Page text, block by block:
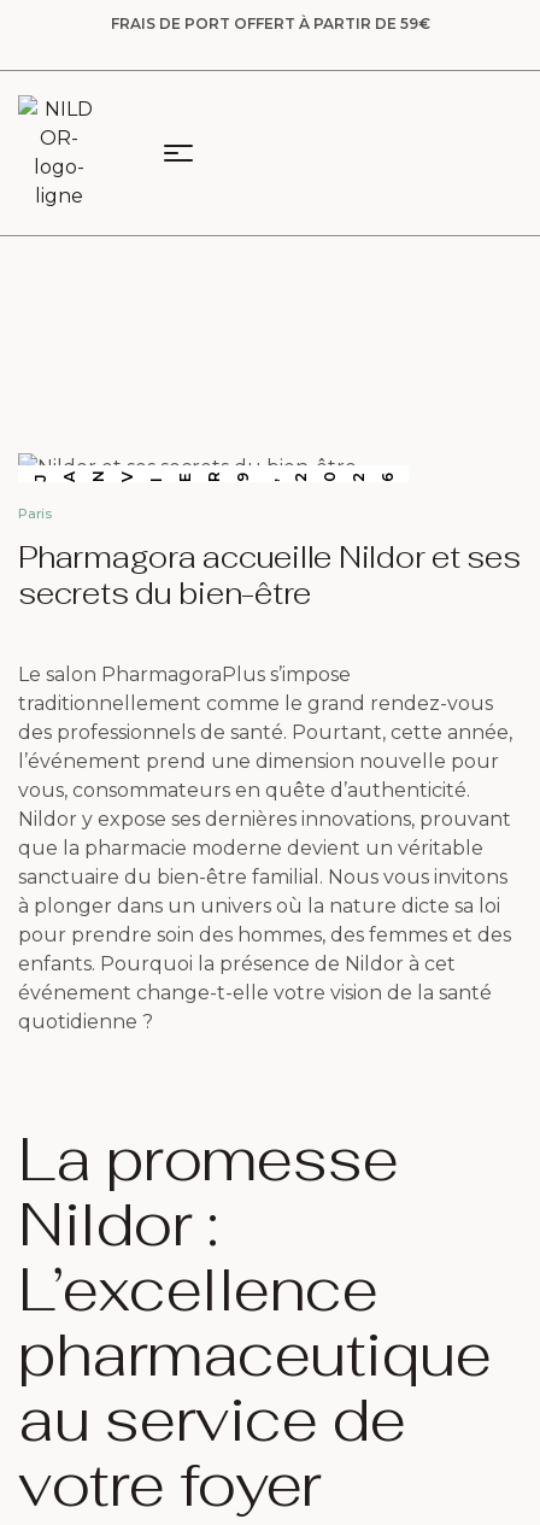
FRAIS DE PORT OFFERT À PARTIR DE 59€
JANV I
ER 9 , 2026
Paris
Pharmagora accueille Nildor et ses
secrets du bien-être
Le salon PharmagoraPlus s’impose
traditionnellement comme le grand rendez-vous
des professionnels de santé. Pourtant, cette année,
l’événement prend une dimension nouvelle pour
vous, consommateurs en quête d’authenticité.
Nildor y expose ses dernières innovations, prouvant
que la pharmacie moderne devient un véritable
sanctuaire du bien-être familial. Nous vous invitons
à plonger dans un univers où la nature dicte sa loi
pour prendre soin des hommes, des femmes et des
enfants. Pourquoi la présence de Nildor à cet
événement change-t-elle votre vision de la santé
quotidienne ?
La promesse
Nildor :
L’excellence
pharmaceutique
au service de
votre foyer